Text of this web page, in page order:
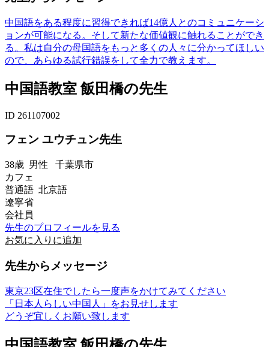
中国語をある程度に習得できれば14億人とのコミュニケーシ
ョンが可能になる。そして新たな価値観に触れることができ
る。私は自分の母国語をもっと多くの人々に分かってほしい
ので、あらゆる試行錯誤をして全力で教えます。
中国語教室 飯田橋の先生
ID 261107002
フェン ユウチュン先生
38歳 男性 千葉県市
カフェ
普通語 北京語
遼寧省
会社員
先生のプロフィールを見る
お気に入りに追加
先生からメッセージ
東京23区在住でしたら一度声をかけてみてください
「日本人らしい中国人」をお見せします
どうぞ宜しくお願い致します